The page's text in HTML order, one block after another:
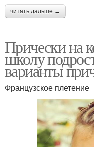
читать дальше →
Прически на
школу
варианты
Французское плетение